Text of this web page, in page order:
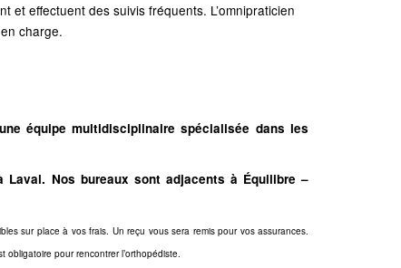
et effectuent des suivis fréquents. L’omnipraticien
charge.
équipe multidisciplinaire spécialisée dans les
Laval. Nos bureaux sont adjacents à Équilibre –
sur place à vos frais. Un reçu vous sera remis pour vos assurances.
pour rencontrer l’orthopédiste.